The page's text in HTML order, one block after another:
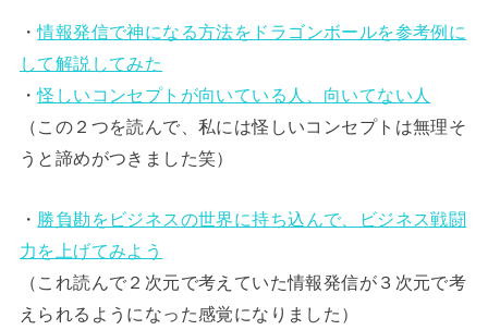
・情報発信で神になる方法をドラゴンボールを参考例に
して解説してみた
・怪しいコンセプトが向いている人、向いてない人
（この２つを読んで、私には怪しいコンセプトは無理そ
うと諦めがつきました笑）
・ 勝負勘をビジネスの世界に持ち込んで、ビジネス戦闘
力を上げてみよう
（これ読んで２次元で考えていた情報発信が３次元で考
えられるようになった感覚になりました）